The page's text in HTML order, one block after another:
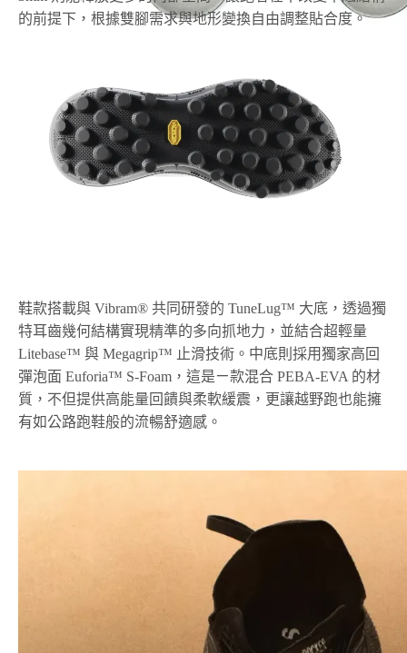
的前提下，根據雙腳需求與地形變換自由調整貼合度。
鞋款搭載與 Vibram® 共同研發的 TuneLug™ 大底，透過獨
特耳齒幾何結構實現精準的多向抓地力，並結合超輕量
Litebase™ 與 Megagrip™ 止滑技術。中底則採用獨家高回
彈泡面 Euforia™ S-Foam，這是ㄧ款混合 PEBA-EVA 的材
質，不但提供高能量回饋與柔軟緩震，更讓越野跑也能擁
有如公路跑鞋般的流暢舒適感。